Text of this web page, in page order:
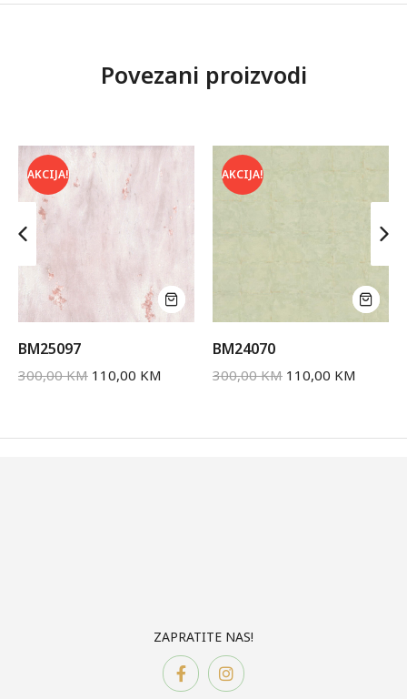
Povezani proizvodi
AKCIJA!
BM25097
300,00KM 110,00 KM
AKCIJA!
BM24070
300,00KM 110,00 KM
ZAPRATITE NAS!